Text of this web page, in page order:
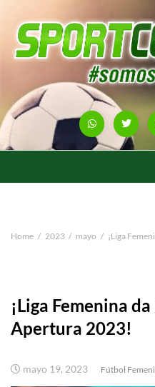
Home 2023 mayo ¡Liga
¡Liga Femenina
Apertura 2023!
mayo 19, 2023 Fútbol